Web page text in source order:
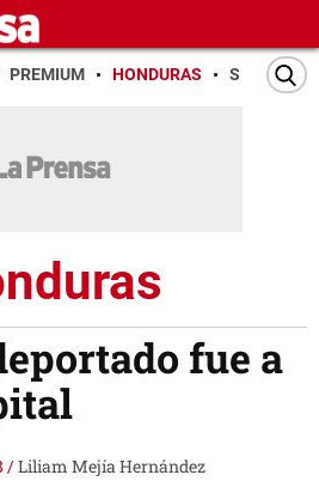
PREMIUM HONDURAS SAN PEDRO
fue a
/Liliam Mejía Hernández